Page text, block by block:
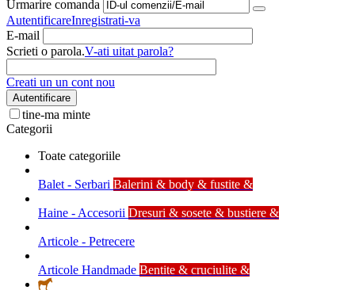
Urmarire comanda
AutentificareInregistrati-va
E-mail
Scrieti o parola.V-ati uitat parola?
Creati un un cont nou
Autentificare
tine-ma minte
Categorii
Toate categoriile
Balet - Serbari Balerini & body & fustite &
Haine - Accesorii Dresuri & sosete & bustiere &
Articole - Petrecere
Articole Handmade Bentite & cruciulite &